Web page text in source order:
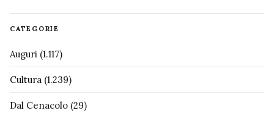
CATEGORIE
Auguri (1.117)
Cultura (1.239)
Dal Cenacolo (29)